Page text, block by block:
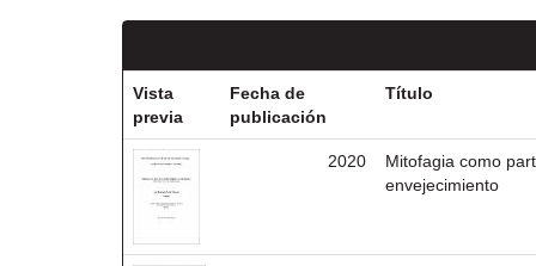
Vista
previa
Fecha de
publicación
Título
2020
Mitofagia como
envejecimiento